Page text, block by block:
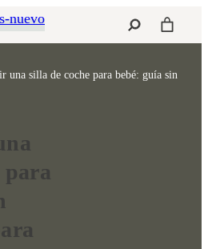
Buscar
una silla de coche para bebé: guía sin
para